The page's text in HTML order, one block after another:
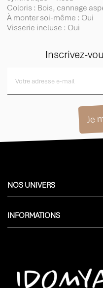
Coloris : Bois, cannage
À monter soi-même : Oui
Visserie incluse : Oui
Inscrivez-
NOS UNIVERS
INFORMATIONS